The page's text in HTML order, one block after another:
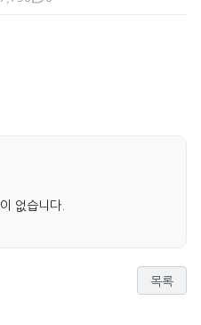
댓글
없습니다.
목록